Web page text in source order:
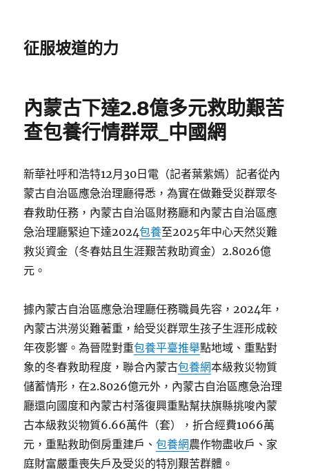
征服坡道的力
內蒙古下達2.8億多元救助艱苦
查包養行情群眾_中國網
新華社呼和浩特12月30日電（記者葉紫嫣）記者從內
蒙古自治區應急治理廳得悉，為實在做難受災群眾冬
春救助任務，內蒙古自治區財務廳和內蒙古自治區應
急治理廳緊迫下達2024包養至2025年中心天然災難
救災資金（冬春姑且生涯艱苦救助資金）2.8026億
元。
據內蒙古自治區應急治理廳任務職員先容，2024年，
內蒙古洪澇災難著重，給受災群眾生孩子生涯形成較
年夜影響。為晉陞對重包養平臺推舉點地域、重點對
象的冬春救助程度，聯合內蒙古包養網本級救災物質
儲蓄情形，在2.8026億元外，內蒙古自治區應急治理
廳還向國度和內蒙古村落復興重點幫扶旗縣挑唆內蒙
古本級救災物質6.66萬件（套），折合經費1066萬
元，重點救助倒房重建戶、包養網農作物盡收戶、家
庭財富嚴重喪失戶及受災的特別艱苦群體。